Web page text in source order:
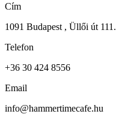
Cím
1091 Budapest , Üllői út 111.
Telefon
+36 30 424 8556
Email
info@hammertimecafe.hu